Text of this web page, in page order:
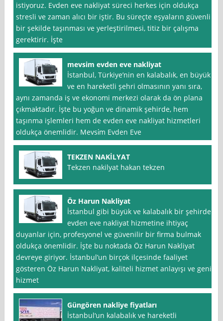
istiyoruz. Evden eve nakliyat süreci herkes için oldukça
stresli ve zaman alıcı bir iştir. Bu süreçte eşyaların güvenli
bir şekilde taşınması ve yerleştirilmesi, titiz bir çalışma
gerektirir. İşte
mevsim evden eve nakliyat
İstanbul, Türkiye’nin en kalabalık, en büyük
ve en hareketli şehri olmasının yanı sıra,
aynı zamanda iş ve ekonomi merkezi olarak da ön plana
çıkmaktadır. İşte bu yoğun ve dinamik şehirde, hem
taşınma işlemleri hem de evden eve nakliyat hizmetleri
oldukça önemlidir. Mevsi̇m Evden Eve
TEKZEN NAKİLYAT
Tekzen nakilyat hakan tekzen
Öz Harun Nakliyat
İstanbul gibi büyük ve kalabalık bir şehirde
evden eve nakliyat hizmetine ihtiyaç
duyanlar için, profesyonel ve güvenilir bir firma bulmak
oldukça önemlidir. İşte bu noktada Öz Harun Nakliyat
devreye giriyor. İstanbul’un birçok ilçesinde faaliyet
gösteren Öz Harun Nakliyat, kaliteli hizmet anlayışı ve geniş
hizmet
Güngören nakliye fiyatları
İstanbul‘un kalabalık ve hareketli